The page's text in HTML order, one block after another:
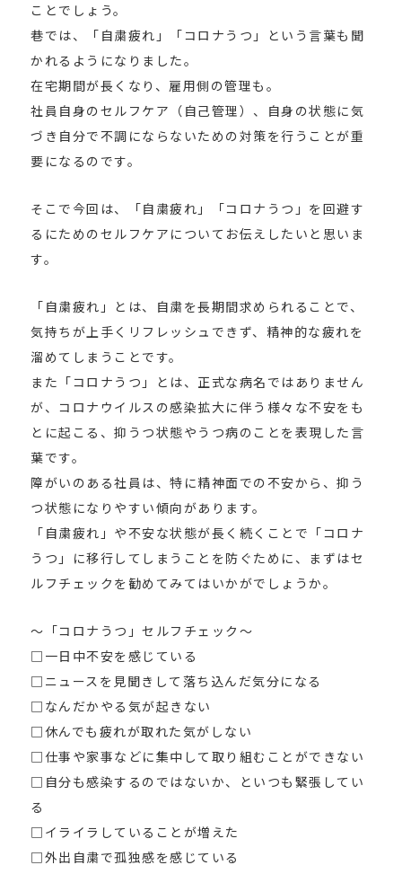
ことでしょう。
巷では、「自粛疲れ」「コロナうつ」という言葉も聞
かれるようになりました。
在宅期間が長くなり、雇用側の管理も。
社員自身のセルフケア（自己管理）、自身の状態に気
づき自分で不調にならないための対策を行うことが重
要になるのです。
そこで今回は、「自粛疲れ」「コロナうつ」を回避す
るにためのセルフケアについてお伝えしたいと思いま
す。
「自粛疲れ」とは、自粛を長期間求められることで、
気持ちが上手くリフレッシュできず、精神的な疲れを
溜めてしまうことです。
また「コロナうつ」とは、正式な病名ではありません
が、コロナウイルスの感染拡大に伴う様々な不安をも
とに起こる、抑うつ状態やうつ病のことを表現した言
葉です。
障がいのある社員は、特に精神面での不安から、抑う
つ状態になりやすい傾向があります。
「自粛疲れ」や不安な状態が長く続くことで「コロナ
うつ」に移行してしまうことを防ぐために、まずはセ
ルフチェックを勧めてみてはいかがでしょうか。
～「コロナうつ」セルフチェック～
□一日中不安を感じている
□ニュースを見聞きして落ち込んだ気分になる
□なんだかやる気が起きない
□休んでも疲れが取れた気がしない
□仕事や家事などに集中して取り組むことができない
□自分も感染するのではないか、といつも緊張してい
る
□イライラしていることが増えた
□外出自粛で孤独感を感じている